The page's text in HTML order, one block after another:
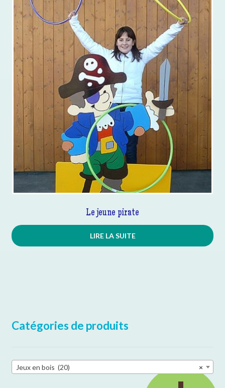
Le jeune pirate
LIRE LA SUITE
Catégories de produits
×
Jeux en bois (20)